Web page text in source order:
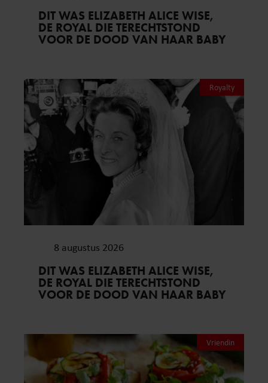
DIT WAS ELIZABETH ALICE WISE,
DE ROYAL DIE TERECHTSTOND
VOOR DE DOOD VAN HAAR BABY
Royalty
8 augustus 2026
DIT WAS ELIZABETH ALICE WISE,
DE ROYAL DIE TERECHTSTOND
VOOR DE DOOD VAN HAAR BABY
Vriendin